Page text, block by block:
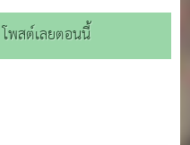
ก.พ. หรือสอบท้องถิ่น จะ
ไวยากรณ์
และการอ่า
พสต์เลยตอนนี้